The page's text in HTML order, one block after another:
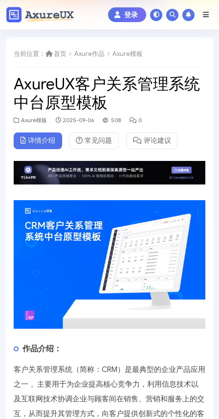
登录
当前位置： 首页 Axure作品 Axure模板
AxureUX客户关系管理系统
中台原型模板
Axure模板 2025-09-06 508 0
详情介绍 常见问题 评论建议
作品介绍：
客户关系管理系统（简称：CRM）是最典型的企业产品应用
之一， 主要用于为企业提高核心竞争力，利用信息技术以
及互联网技术协调企业与顾客间在销售、营销和服务上的交
互，从而提升其管理方式，向客户提供创新式的个性化的客